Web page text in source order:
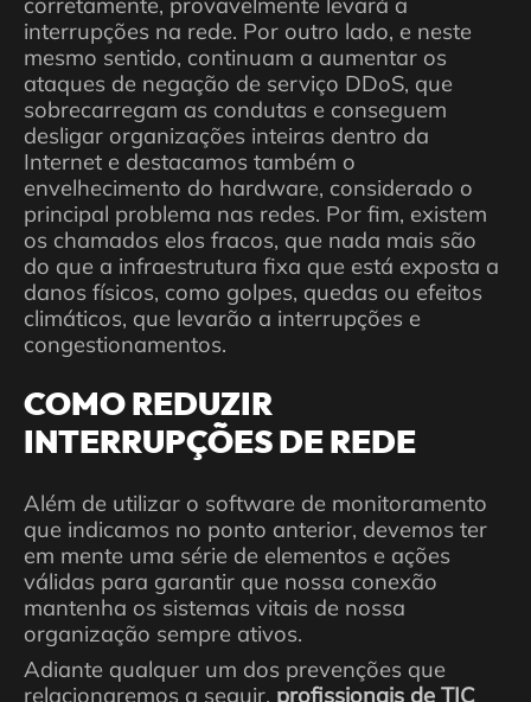
interrupções na rede. Por outro lado, e neste
mesmo sentido, continuam a aumentar os
ataques de negação de serviço DDoS, que
sobrecarregam as condutas e conseguem
desligar organizações inteiras dentro da
Internet e destacamos também o
envelhecimento do hardware, considerado o
principal problema nas redes. Por fim, existem
os chamados elos fracos, que nada mais são
do que a infraestrutura fixa que está exposta a
danos físicos, como golpes, quedas ou efeitos
climáticos, que levarão a interrupções e
congestionamentos.
COMO REDUZIR
INTERRUPÇÕES DE REDE
Além de utilizar o software de monitoramento
que indicamos no ponto anterior, devemos ter
em mente uma série de elementos e ações
válidas para garantir que nossa conexão
mantenha os sistemas vitais de nossa
organização sempre ativos.
Adiante qualquer um dos prevenções que
relacionaremos a seguir, profissionais de TIC